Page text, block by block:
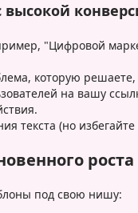
"Цифровой
которую
на вашу
текста (но избегайте
под свою нишу: